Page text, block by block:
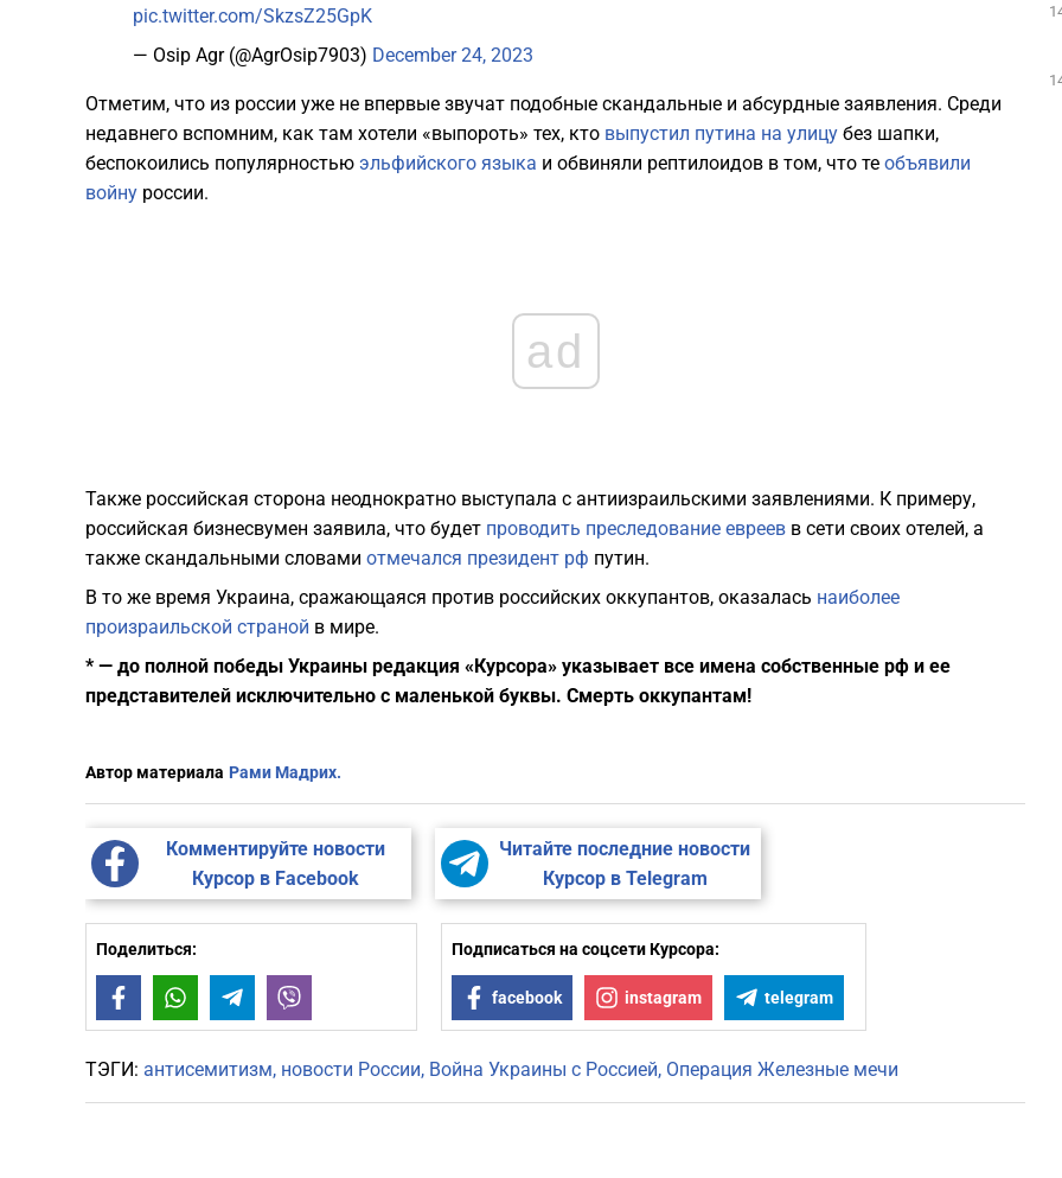
pic.twitter.com/SkzsZ25GpK
— Osip Agr (@AgrOsip7903) December 24, 2023
Отметим, что из россии уже не впервые звучат подобные скандальные и абсурдные заявления. Среди
недавнего вспомним, как там хотели «выпороть» тех, кто выпустил путина на улицу без шапки,
беспокоились популярностью эльфийского языка и обвиняли рептилоидов в том, что те объявили
войну россии.
ad
Также российская сторона неоднократно выступала с антиизраильскими заявлениями. К примеру,
российская бизнесвумен заявила, что будет проводить преследование евреев в сети своих отелей, а
также скандальными словами отмечался президент рф путин.
В то же время Украина, сражающаяся против российских оккупантов, оказалась наиболее
произраильской страной в мире.
* — до полной победы Украины редакция «Курсора» указывает все имена собственные рф и ее
представителей исключительно с маленькой буквы. Смерть оккупантам!
Автор материала Рами Мадрих.
Комментируйте новости
Курсор в Facebook
Читайте последние новости
Курсор в Telegram
Поделиться:
FacebookWhatsAppTelegram
Подписаться на соцсети Курсора:
facebook instagram telegram
ТЭГИ: антисемитизм новости России Война Украины с Россией Операция Железные мечи